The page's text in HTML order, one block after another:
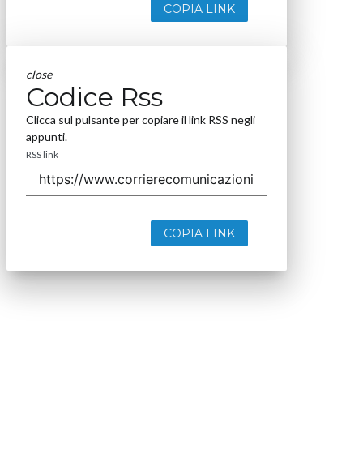
COPIA LINK
close
Codice Rss
Clicca sul pulsante per copiare il link RSS negli
appunti.
RSS link
COPIA LINK